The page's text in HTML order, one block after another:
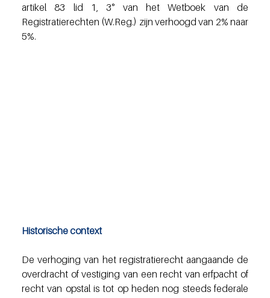
artikel 83 lid 1, 3° van het Wetboek van de
Registratierechten (W.Reg.) zijn verhoogd van 2% naar
5%.
Historische context
De verhoging van het registratierecht aangaande de
overdracht of vestiging van een recht van erfpacht of
recht van opstal is tot op heden nog steeds federale